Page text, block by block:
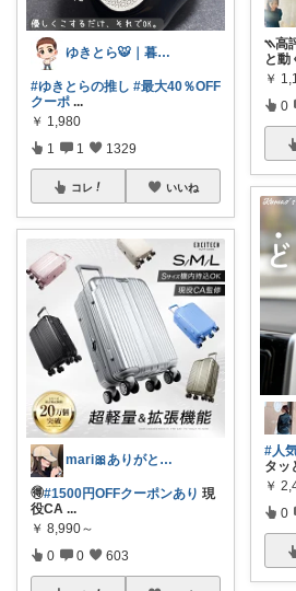
ゆきとら🐯｜暮らしをラクにしたいパパ
#ゆきとらの推し #最大40％OFF
クーポ ...
￥ 1,980
1 1 1329
コレ いいね
mari🎀ありがとうです🥹
🉐#1500円OFFクーポンあり 現
役CA ...
￥ 8,990～
0 0 603
⳹高
と動
￥
0
#人
タッ
￥
0